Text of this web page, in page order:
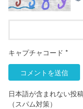
キャプチャコード *
日本語が含まれない投
（スパム対策）